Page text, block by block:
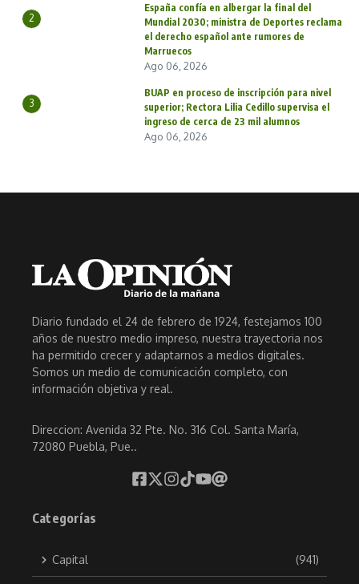
2
España confía en albergar la final del
Mundial 2030; ministra de Deportes reclama
el derecho español ante rumores de
Marruecos
Ago 06, 2026
3
BUAP en proceso de inscripción para nivel
superior; Rectora Lilia Cedillo supervisa el
ingreso de cerca de 23 mil alumnos
Ago 06, 2026
Diario fundado el 24 de febrero de 1924, festejamos 100
años de nuestro medio impreso, nuestra trayectoria nos
ha permitido crecer y adaptarnos a medios digitales.
Somos un medio de comunicación completo, con
información objetiva y real.
Direccion: Avenida 32 Pte. No. 316 Col. Santa María,
72080 Puebla, Pue..
Categorías
Capital (941)